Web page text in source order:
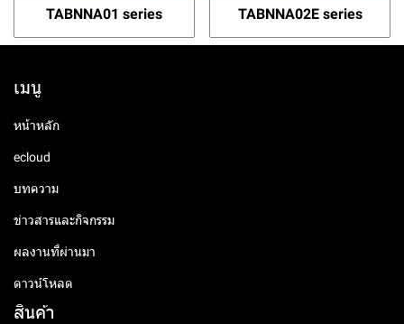
TABNNA01 series TABNNA02E series
เมนู
หน้าหลัก
ecloud
บทความ
ข่าวสารและกิจกรรม
ผลงานที่ผ่านมา
ดาวน์โหลด
สินค้า